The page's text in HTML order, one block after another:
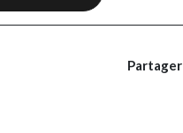
Partager